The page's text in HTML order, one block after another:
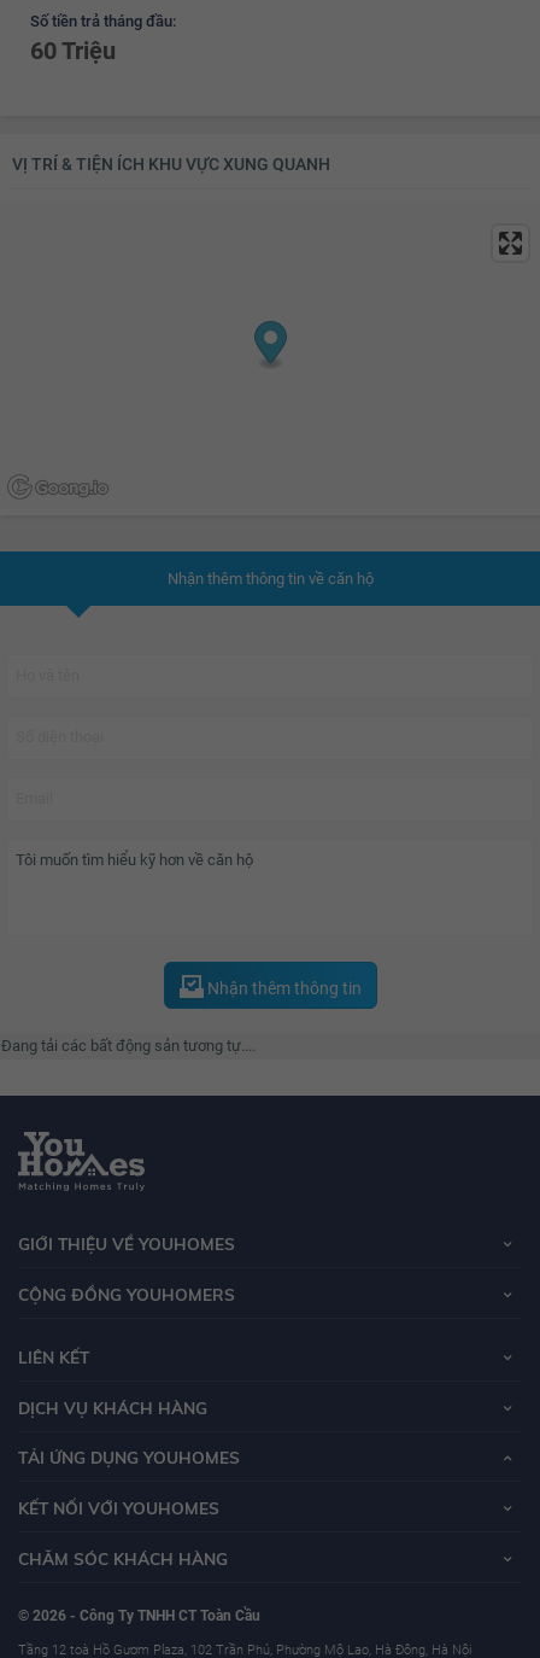
Số tiền trả tháng đầu:
60 Triệu
VỊ TRÍ & TIỆN ÍCH KHU VỰC XUNG QUANH
Nhận thêm thông tin về căn hộ
Nhận thêm thông tin
tải các bất động sản tương tự....
GIỚI THIỆU VỀ YOUHOMES
CỘNG ĐỒNG YOUHOMERS
LIÊN KẾT
DỊCH VỤ KHÁCH HÀNG
TẢI ỨNG DỤNG YOUHOMES
KẾT NỐI VỚI YOUHOMES
CHĂM SÓC KHÁCH HÀNG
© 2026 - Công Ty TNHH CT Toàn Cầu
Tầng 12 toà Hồ Gươm Plaza, 102 Trần Phú, Phường Mộ Lao, Hà Đông, Hà Nội